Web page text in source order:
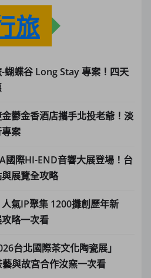
旅
-蝴蝶谷 Long Stay 專案！四天
金鬱金香酒店攜手北投老爺！淡
案
國際HI-END音響大展登場！台
展覽全攻略
人氣IP聚集 1200攤創歷年新
略一次看
台北國際茶文化陶瓷展」
與故宮合作汝窯一次看